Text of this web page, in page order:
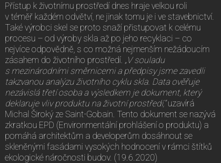
Přístup k životnímu prostředí dnes hraje velkou roli
v téměř každém odvětví, ne jinak tomu je i ve stavebnictví.
Také výrobci skel se proto snaží přistupovat k celému
procesu – od výroby skla až po jeho recyklaci – co
nejvíce odpovědně, s co možná nejmenším nežádoucím
zásahem do životního prostředí. „V souladu
s mezinárodními směrnicemi a předpisy jsme zavedli
takzvanou analýzu životního cyklu skla. Data ověřuje
nezávislá třetí osoba a výsledkem je dokument, který
deklaruje vliv produktu na životní prostředí,“uzavírá
Michal Široký ze Saint-Gobain. Tento dokument se nazývá
zkratkou EPD (Environmentální prohlášení o produktu) a
pomáhá architektům a developerům dosáhnout se
skleněnými fasádami vysokých hodnocení v rámci štítků
ekologické náročnosti budov. (19.6.2020)